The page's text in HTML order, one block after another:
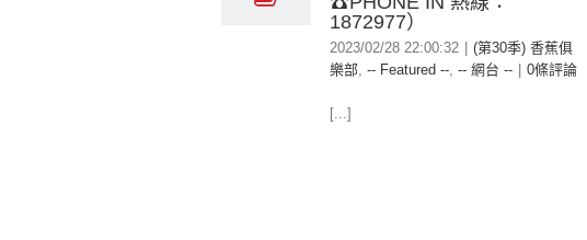
1872977）
2023/02/28 22:00:32
(第30季) 香蕉俱
樂部, -- Featured --, -- 網台 -- 0條評論
[...]